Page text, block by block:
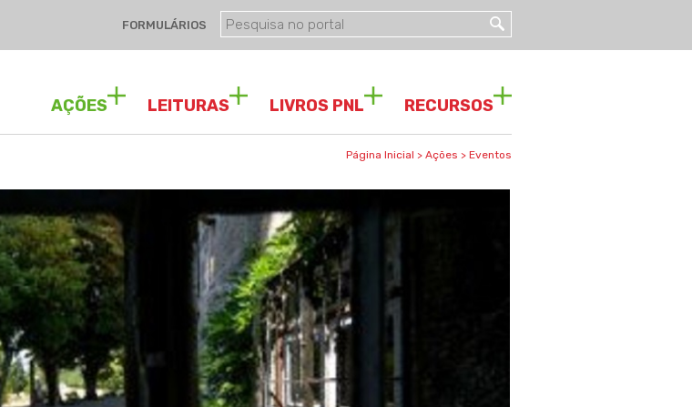
FORMULÁRIOS
RECURSOS
LIVROS PNL
LEITURAS
AÇÕES
Página Inicial > Ações > Eventos